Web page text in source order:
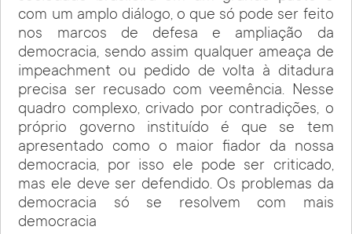
com um amplo diálogo, o que só pode ser feito
nos marcos de defesa e ampliação da
democracia, sendo assim qualquer ameaça de
impeachment ou pedido de volta à ditadura
precisa ser recusado com veemência. Nesse
quadro complexo, crivado por contradições, o
próprio governo instituído é que se tem
apresentado como o maior fiador da nossa
democracia, por isso ele pode ser criticado,
mas ele deve ser defendido. Os problemas da
democracia só se resolvem com mais
democracia